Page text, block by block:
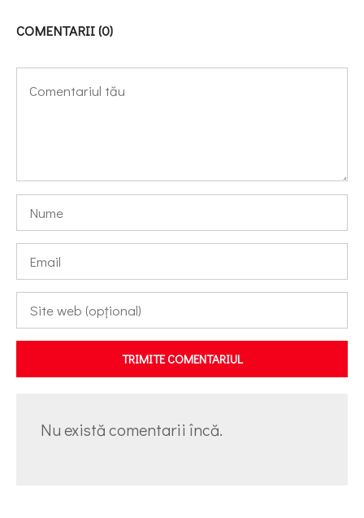
COMENTARII (0)
TRIMITE COMENTARIUL
Nu există comentarii încă.